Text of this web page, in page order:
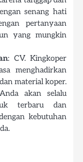
senang hati
pertanyaan
yang mungkin
: CV. Kingkoper
menghadirkan
material koper.
akan selalu
terbaru dan
kebutuhan